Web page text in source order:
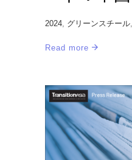
2024, グリーンスチール,
Read more